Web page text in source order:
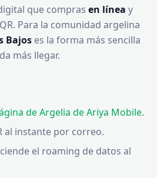
que compras en línea y
Para la comunidad argelina
Bajos es la forma más sencilla
más llegar.
de Argelia de Ariya Mobile.
al instante por correo.
el roaming de datos al